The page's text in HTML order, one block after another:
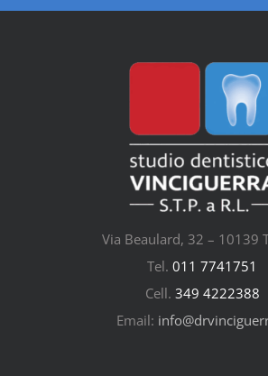
Via Beaulard, 32 – 10139
Tel. 011 7741751
Cell. 349 4222388
Email: